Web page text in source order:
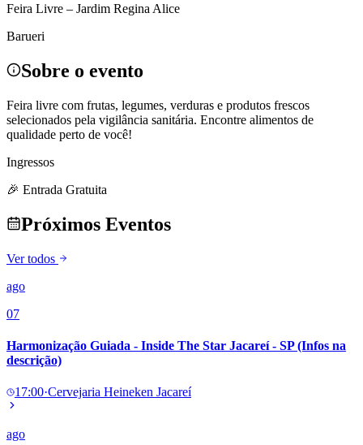
Feira Livre – Jardim Regina Alice
Barueri
Sobre o evento
Feira livre com frutas, legumes, verduras e produtos frescos
selecionados pela vigilância sanitária. Encontre alimentos de
qualidade perto de você!
Ingressos
🎉 Entrada Gratuita
Próximos Eventos
Ver todos
ago
07
Harmonização Guiada - Inside The Star Jacareí - SP (Infos na
descrição)
17:00·Cervejaria Heineken Jacareí
ago